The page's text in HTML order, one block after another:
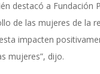
destacó a Fundación
de las mujeres de la
impacten
mujeres”, dijo.